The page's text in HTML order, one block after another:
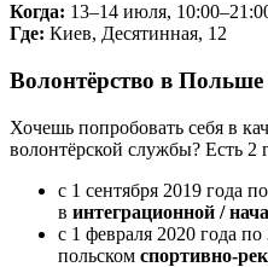
Когда: 13–14 июля,
Где: Киев, Десятинная, 12
Волонтёрство в Польше
Хочешь попробовать себя в
волонтёрской службы? Есть 2
с 1 сентября 2019 года
в интеграционной /
с 1 февраля 2020 года
польском спортивно-